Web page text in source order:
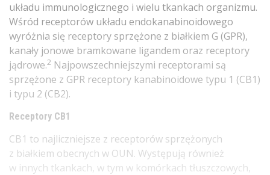
układu immunologicznego i wielu tkankach organizmu.
Wśród receptorów układu endokanabinoidowego
wyróżnia się receptory sprzężone z białkiem G (GPR),
kanały jonowe bramkowane ligandem oraz receptory
jądrowe.2 Najpowszechniejszymi receptorami są
sprzężone z GPR receptory kanabinoidowe typu 1 (CB1)
i typu 2 (CB2).
Receptory CB1
CB1 to najliczniejsze z receptorów sprzężonych
z białkiem obecnych w OUN. Występują również
w innych tkankach, w tym w komórkach tłuszczowych,